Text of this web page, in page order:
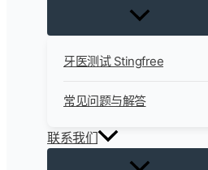
牙医测试 Stingfree
常见问题与解答
联系我们